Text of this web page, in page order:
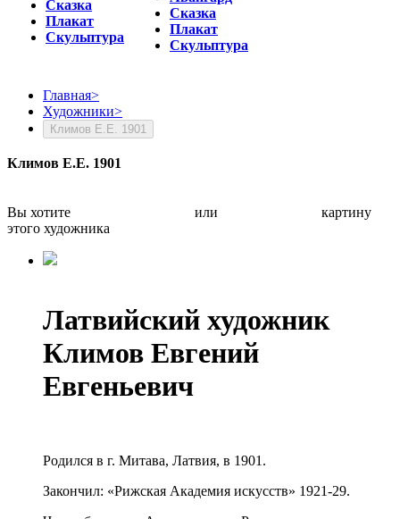
Сказка
Плакат
Скульптура
Сказка
Плакат
Скульптура
Главная>
Художники>
Климов Е.Е. 1901
Климов Е.Е. 1901
Вы хотите или
картину
этого художника
Латвийский художник
Климов Евгений
Евгеньевич
Родился в г. Митава, Латвия, в 1901.
Закончил: «Рижская Академия искусств» 1921-29.